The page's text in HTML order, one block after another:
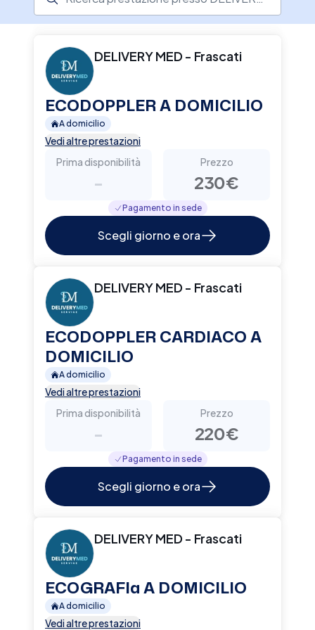
costi legati agli spostamenti, assicurando
Delivery Med su EltyDELIVERY MED - Frascati
ECODOPPLER A DOMICILIO
A domicilio
Vedi altre prestazioni
Prima disponibilità
-
Prezzo
230€
Pagamento in sede
Scegli giorno e ora
DELIVERY MED - Frascati
ECODOPPLER CARDIACO A
DOMICILIO
A domicilio
Vedi altre prestazioni
Prima disponibilità
-
Prezzo
220€
Pagamento in sede
Scegli giorno e ora
DELIVERY MED - Frascati
ECOGRAFIa A DOMICILIO
A domicilio
Vedi altre prestazioni